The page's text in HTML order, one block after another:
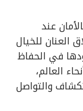
عند
العنان للخيال
في الحفاظ
العالم،
والتواصل